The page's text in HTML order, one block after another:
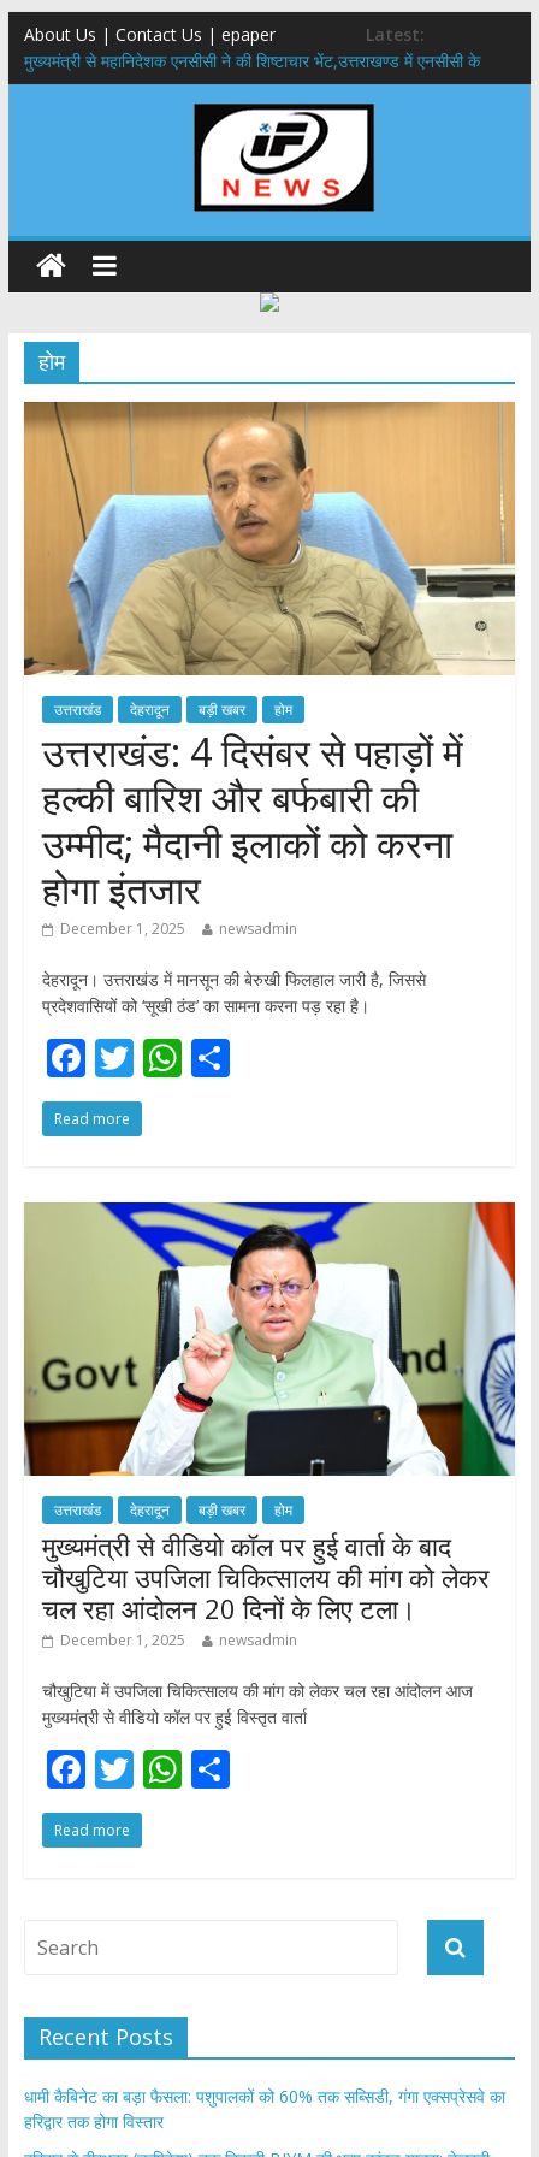
About Us | Contact Us | epaper
Latest:
मुख्यमंत्री से महानिदेशक एनसीसी ने की शिष्टाचार भेंट,उत्तराखण्ड में एनसीसी के
विस्तार एवं आधुनिक आधारभूत संरचना के विकास पर हुई महत्वपूर्ण चर्चा
​धामी कैबिनेट का बड़ा फैसला: पशुपालकों को 60% तक सब्सिडी, गंगा एक्सप्रेसवे का
​हरिद्वार से वीरभद्र (ऋषिकेश) तक निकली BJYM की भव्य कांवड़ यात्रा; तेजस्वी
सूर्या ने की देश व प्रदेशवासियों के कल्याण की कामना
24×7 अलर्ट मोड में रहें अधिकारी-मुख्य सचिव मानसून-एसईओसी से मुख्य सचिव ने
की विस्तृत समीक्षा कहा-बंद सड़कों को शीघ्र खोला जाए, लोगों को न हो दिक्कत
459 करोड़ से एचएनबी गढ़वाल विश्वविद्यालय में अनुसंधान संरचना होगी सुदृढ,उच्च
शिक्षा मंत्री धन सिंह रावत ने नवनियुक्त केन्द्रीय शिक्षा मंत्री से की मुलाकात
होम
उत्तराखंड देहरादून बड़ी खबर होम
उत्तराखंड: 4 दिसंबर से पहाड़ों में
हल्की बारिश और बर्फबारी की
उम्मीद; मैदानी इलाकों को करना
होगा इंतजार
December 1, 2025 newsadmin
देहरादून। उत्तराखंड में मानसून की बेरुखी फिलहाल जारी है, जिससे
प्रदेशवासियों को ‘सूखी ठंड’ का सामना करना पड़ रहा है।
F
ac
e
o
T
w
itt
W
A
p
S
Read more
उत्तराखंड देहरादून बड़ी खबर होम
मुख्यमंत्री से वीडियो कॉल पर हुई वार्ता के बाद
चौखुटिया उपजिला चिकित्सालय की मांग को लेकर
चल रहा आंदोलन 20 दिनों के लिए टला।
December 1, 2025 newsadmin
चौखुटिया में उपजिला चिकित्सालय की मांग को लेकर चल रहा आंदोलन आज
मुख्यमंत्री से वीडियो कॉल पर हुई विस्तृत वार्ता
F
ac
e
o
T
w
itt
W S
Read more
Recent Posts
​धामी कैबिनेट का बड़ा फैसला: पशुपालकों को 60% तक सब्सिडी, गंगा एक्सप्रेसवे का
हरिद्वार तक होगा विस्तार